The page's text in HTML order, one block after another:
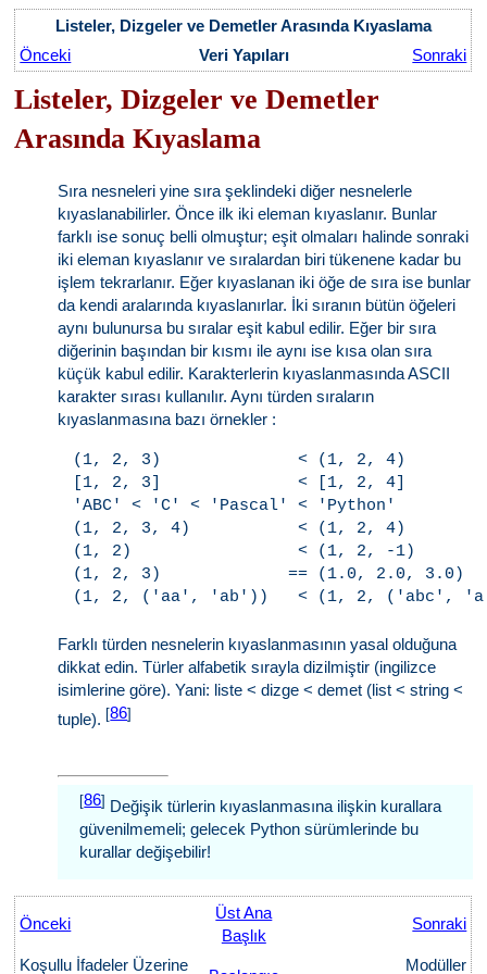
Listeler, Dizgeler ve Demetler Arasında Kıyaslama
Önceki
Veri Yapıları Sonraki
Listeler, Dizgeler ve Demetler
Arasında Kıyaslama
Sıra nesneleri yine sıra şeklindeki diğer nesnelerle
kıyaslanabilirler. Önce ilk iki eleman kıyaslanır. Bunlar
farklı ise sonuç belli olmuştur; eşit olmaları halinde sonraki
iki eleman kıyaslanır ve sıralardan biri tükenene kadar bu
işlem tekrarlanır. Eğer kıyaslanan iki öğe de sıra ise bunlar
da kendi aralarında kıyaslanırlar. İki sıranın bütün öğeleri
aynı bulunursa bu sıralar eşit kabul edilir. Eğer bir sıra
diğerinin başından bir kısmı ile aynı ise kısa olan sıra
küçük kabul edilir. Karakterlerin kıyaslanmasında ASCII
karakter sırası kullanılır. Aynı türden sıraların
kıyaslanmasına bazı örnekler :
(1, 2, 3)              < (1, 2, 4)
[1, 2, 3]              < [1, 2, 4]
'ABC' < 'C' < 'Pascal' < 'Python'
(1, 2, 3, 4)           < (1, 2, 4)
(1, 2)                 < (1, 2, -1)
(1, 2, 3)             == (1.0, 2.0, 3.0)
Farklı türden nesnelerin kıyaslanmasının yasal olduğuna
dikkat edin. Türler alfabetik sırayla dizilmiştir (ingilizce
isimlerine göre). Yani: liste < dizge < demet (list < string <
tuple).
[86
[86 Değişik türlerin kıyaslanmasına ilişkin kurallara
güvenilmemeli; gelecek Python sürümlerinde bu
kurallar değişebilir!
Önceki
Üst Ana
Başlık
Sonraki
Koşullu İfadeler Üzerine Modüller